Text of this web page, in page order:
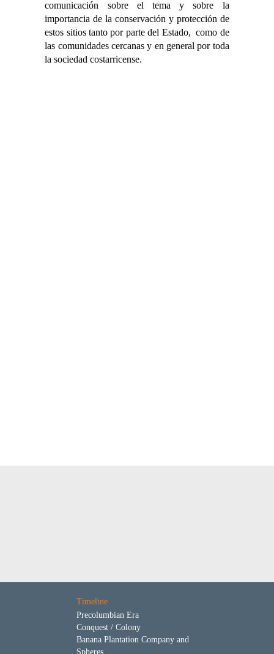
comunicación sobre el tema y sobre la
importancia de la conservación y protección de
estos sitios tanto por parte del Estado, como de
las comunidades cercanas y en general por toda
la sociedad costarricense.
Timeline
Precolumbian Era
Conquest / Colony
Banana Plantation Company and
Spheres